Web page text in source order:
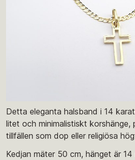
Detta eleganta halsband i 14
litet och minimalistiskt korshänge,
tillfällen som dop eller religiösa
Kedjan mäter 50 cm, hänget är